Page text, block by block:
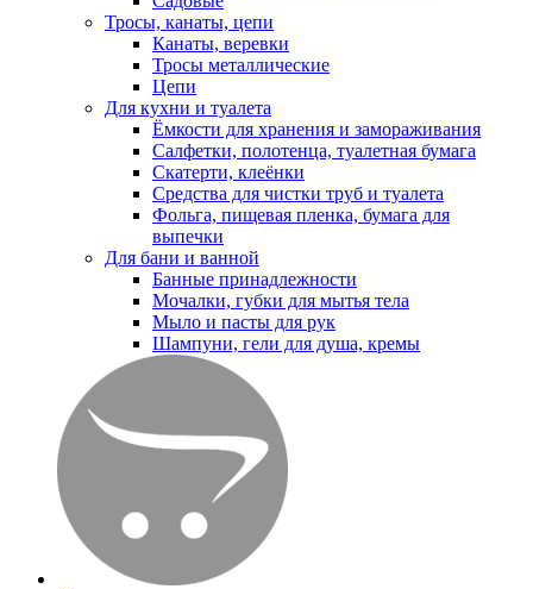
Тросы, канаты, цепи
Канаты, веревки
Тросы металлические
Цепи
Для кухни и туалета
Ёмкости для хранения и замораживания
Салфетки, полотенца, туалетная бумага
Скатерти, клеёнки
Средства для чистки труб и туалета
Фольга, пищевая пленка, бумага для
выпечки
Для бани и ванной
Банные принадлежности
Мочалки, губки для мытья тела
Мыло и пасты для рук
Шампуни, гели для душа, кремы